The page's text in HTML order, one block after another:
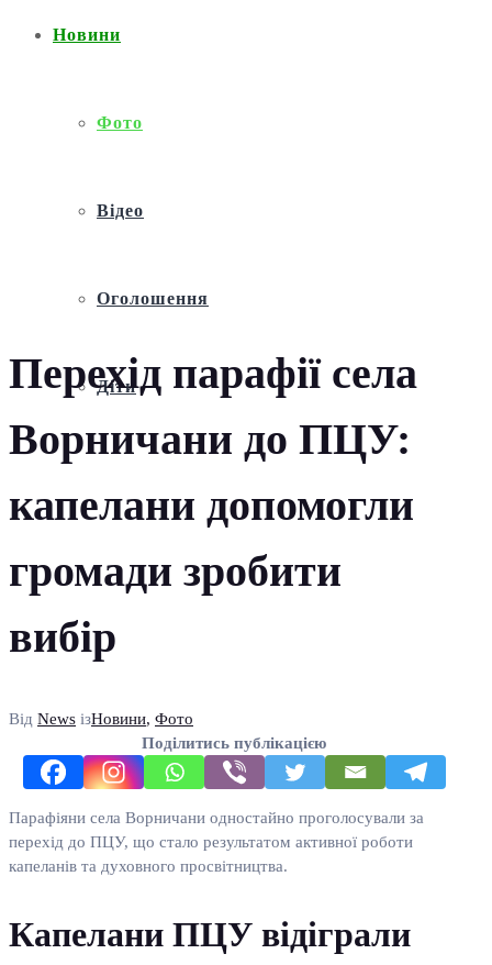
Новини
Фото
Відео
Оголошення
Діти
Перехід парафії села
Ворничани до ПЦУ:
капелани допомогли
громади зробити
вибір
Від News ізНовини, Фото
Поділитись публікацією
Парафіяни села Ворничани одностайно проголосували за
перехід до ПЦУ, що стало результатом активної роботи
капеланів та духовного просвітництва.
Капелани ПЦУ відіграли